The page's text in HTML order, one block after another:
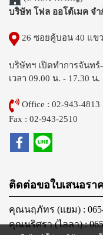
บริษัท โฟล ออโต้เมค จำ
26 ซอยคู้บอน 40 แข
บริษัทฯ เปิดทำการจันทร์
เวลา 09.00 น. - 17.30 น.
Office : 02-943-4813
Fax : 02-943-2510
ติดต่อขอใบเสนอรา
คุณนฤภัทร (แยม) : 065-
คุณนริศรา (ไลลา) :